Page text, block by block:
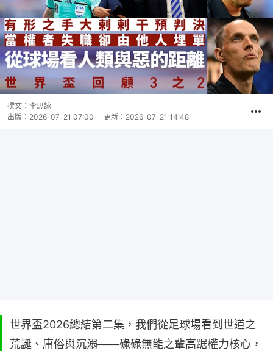
撰文： 李思詠
出版： 2026-07-21 07:00 更新： 2026-07-21 14:48
世界盃2026總結第二集，我們從足球場看到世道之
荒誕、庸俗與沉溺——碌碌無能之輩高踞權力核心，